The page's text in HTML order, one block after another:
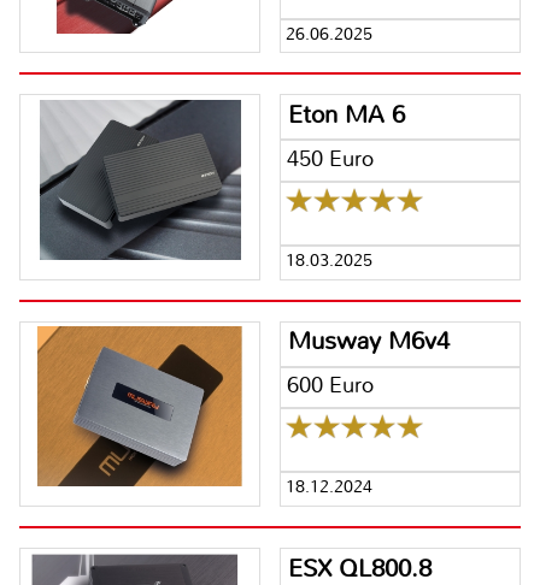
26.06.2025
Eton MA 6
450 Euro
18.03.2025
Musway M6v4
600 Euro
18.12.2024
ESX QL800.8